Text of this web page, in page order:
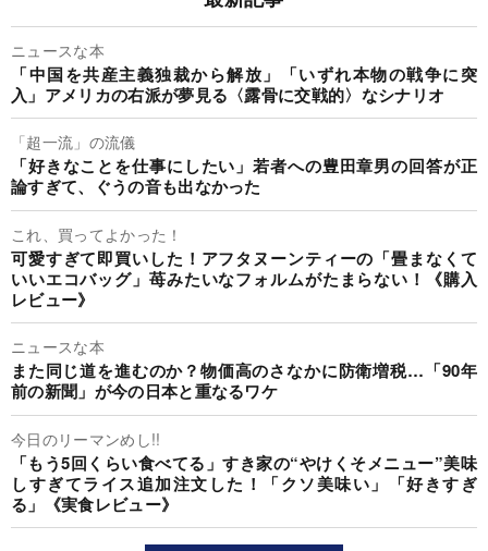
ニュースな本
「中国を共産主義独裁から解放」「いずれ本物の戦争に突
入」アメリカの右派が夢見る〈露骨に交戦的〉なシナリオ
「超一流」の流儀
「好きなことを仕事にしたい」若者への豊田章男の回答が正
論すぎて、ぐうの音も出なかった
これ、買ってよかった！
可愛すぎて即買いした！アフタヌーンティーの「畳まなくて
いいエコバッグ」苺みたいなフォルムがたまらない！《購入
レビュー》
ニュースな本
また同じ道を進むのか？物価高のさなかに防衛増税…「90年
前の新聞」が今の日本と重なるワケ
今日のリーマンめし!!
「もう5回くらい食べてる」すき家の“やけくそメニュー”美味
しすぎてライス追加注文した！「クソ美味い」「好きすぎ
る」《実食レビュー》